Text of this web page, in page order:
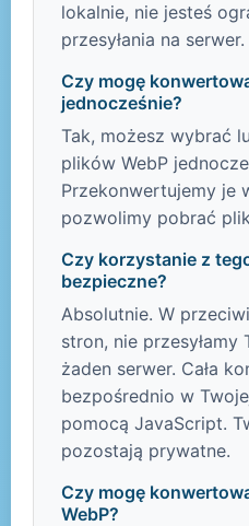
lokalnie, nie jesteś
przesyłania na serwer.
Czy mogę
jednocześnie?
Tak, możesz wybrać
plików WebP
Przekonwertujemy je
pozwolimy pobrać
Czy korzystanie z
bezpieczne?
Absolutnie. W
stron, nie przesyłamy
żaden serwer. Cała
bezpośrednio w
pomocą JavaScript.
pozostają prywatne.
Czy mogę
WebP?